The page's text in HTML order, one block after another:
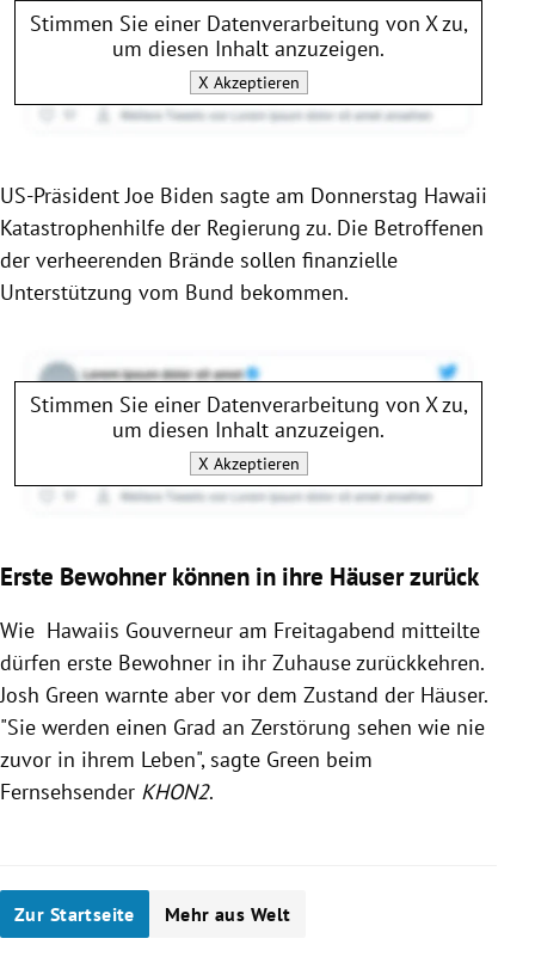
Stimmen Sie einer Datenverarbeitung von Xzu,
um diesen Inhalt anzuzeigen.
X Akzeptieren
US-Präsident Joe Biden sagte am Donnerstag Hawaii
Katastrophenhilfe der Regierung zu. Die Betroffenen
der verheerenden Brände sollen finanzielle
Unterstützung vom Bund bekommen.
Stimmen Sie einer Datenverarbeitung von Xzu,
um diesen Inhalt anzuzeigen.
X Akzeptieren
Erste Bewohner können in ihre Häuser zurück
Wie Hawaiis Gouverneur am Freitagabend mitteilte
dürfen erste Bewohner in ihr Zuhause zurückkehren.
Josh Green warnte aber vor dem Zustand der Häuser.
"Sie werden einen Grad an Zerstörung sehen wie nie
zuvor in ihrem Leben", sagte Green beim
Fernsehsender KHON2.
Zur Startseite Mehr aus Welt